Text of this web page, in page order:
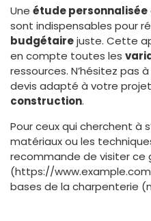
Une étude personnalisée
sont indispensables pour
budgétairejuste. Cette
en compte toutes les
ressources. N’hésitez pas
devis adapté à votre
construction.
Pour ceux qui cherchent à
matériaux ou les
recommande de visiter ce
(https://
bases de la charpenterie